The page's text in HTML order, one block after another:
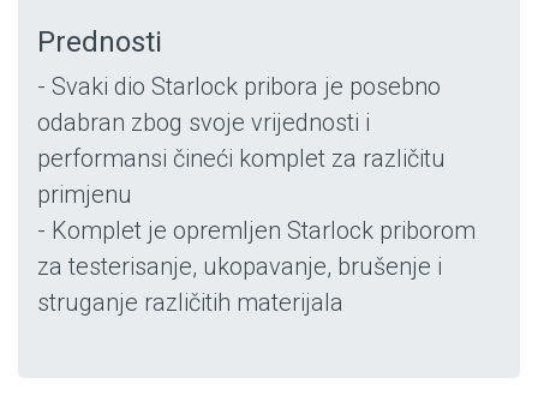
Prednosti
- Svaki dio Starlock pribora je posebno
odabran zbog svoje vrijednosti i
performansi čineći komplet za različitu
primjenu
- Komplet je opremljen Starlock priborom
za testerisanje, ukopavanje, brušenje i
struganje različitih materijala